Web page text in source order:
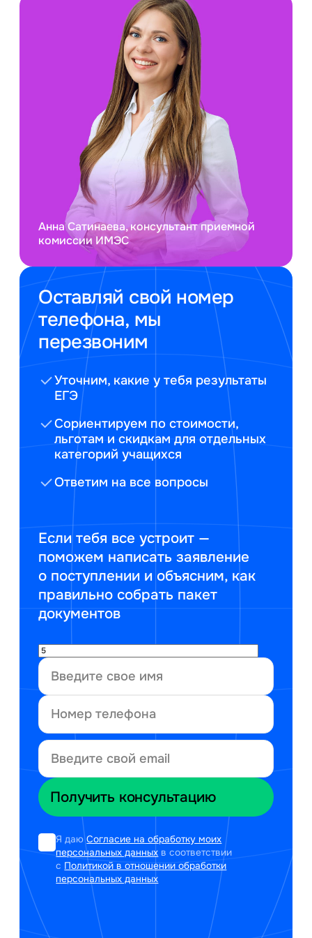
Оставляй свой номер
телефона, мы
перезвоним
Уточним, какие у тебя результаты
ЕГЭ
Сориентируем по стоимости,
льготам и скидкам для отдельных
категорий учащихся
Ответим на все вопросы
Если тебя все устроит —
поможем написать заявление
о поступлении и объясним, как
правильно собрать пакет
документов
Я даюСогласие на обработку моих
персональных данных в соответствии
с Политикой в отношении обработки
персональных данных
Анна Сатинаева, консультант приемной
комиссии ИМЭС